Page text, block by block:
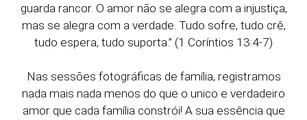
guarda rancor. O amor não se alegra com a injustiça,
mas se alegra com a verdade. Tudo sofre, tudo crê,
tudo espera, tudo suporta.” (1 Coríntios 13:4-7)
Nas sessões fotográficas de família, registramos
nada mais nada menos do que o unico e verdadeiro
amor que cada família constrói! A sua essência que